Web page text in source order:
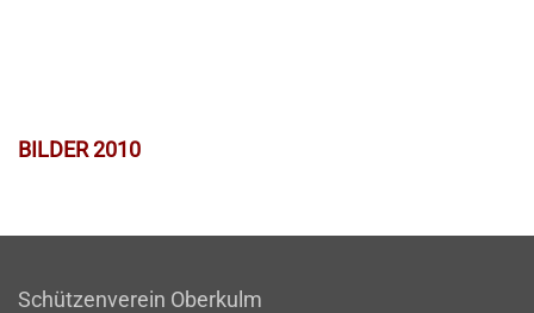
BILDER 2010
Schützenverein Oberkulm